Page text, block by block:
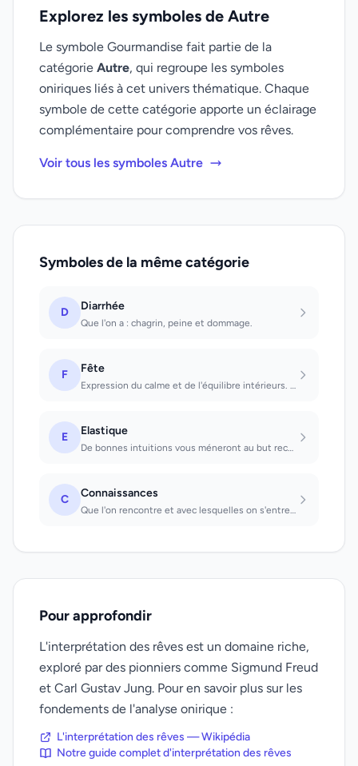
Explorez les symboles de Autre
Le symbole Gourmandise fait partie de la
catégorie Autre, qui regroupe les symboles
oniriques liés à cet univers thématique. Chaque
symbole de cette catégorie apporte un éclairage
complémentaire pour comprendre vos rêves.
Voir tous les symboles Autre
Symboles de la même catégorie
D Diarrhée
Que l'on a : chagrin, peine et dommage.
F Fête
Expression du calme et de l'équilibre intérieurs. Célébrer une fête : gaieté.
E Elastique
De bonnes intuitions vous méneront au but recherché
C Connaissances
Que l'on rencontre et avec lesquelles on s'entretient : on apprendra...
Pour approfondir
L'interprétation des rêves est un domaine riche,
exploré par des pionniers comme Sigmund Freud
et Carl Gustav Jung. Pour en savoir plus sur les
fondements de l'analyse onirique :
L'interprétation des rêves — Wikipédia
Notre guide complet d'interprétation des rêves